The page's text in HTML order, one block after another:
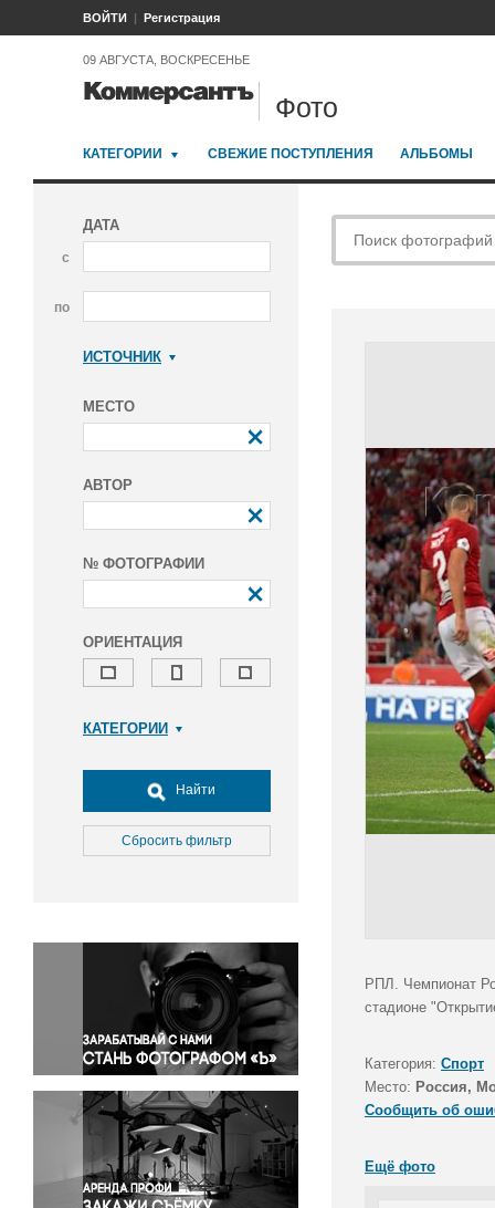
ВОЙТИ Регистрация
09 АВГУСТА, ВОСКРЕСЕНЬЕ
Фото
КАТЕГОРИИ СВЕЖИЕ ПОСТУПЛЕНИЯ АЛЬБОМЫ
ДАТА
с
по
ИСТОЧНИК
МЕСТО
АВТОР
№ ФОТОГРАФИИ
ОРИЕНТАЦИЯ
КАТЕГОРИИ
Досуг, туризм и отдых
Культура
Медицина
Окружающая среда
Политика
Правосудие
Происшествия и конфликты
Религия
Светская жизнь
Спорт
Экология
Экономика и бизнес
Найти
Сбросить фильтр
РПЛ. Чемпионат
стадионе
Категория: Спорт
Место: Россия,
Сообщить об
Ещё фото